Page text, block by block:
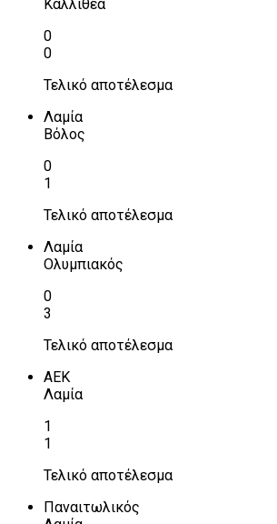
Καλλιθέα
0
0
Τελικό αποτέλεσμα
Λαμία
Βόλος
0
1
Τελικό αποτέλεσμα
Λαμία
Ολυμπιακός
0
3
Τελικό αποτέλεσμα
ΑΕΚ
Λαμία
1
1
Τελικό αποτέλεσμα
Παναιτωλικός